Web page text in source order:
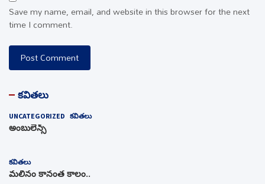
Save my name, email, and website in this browser for the next
time I comment.
కవితలు
UNCATEGORIZED కవితలు
అంబులెన్స్‌
కవితలు
మలినం కానంత కాలం..